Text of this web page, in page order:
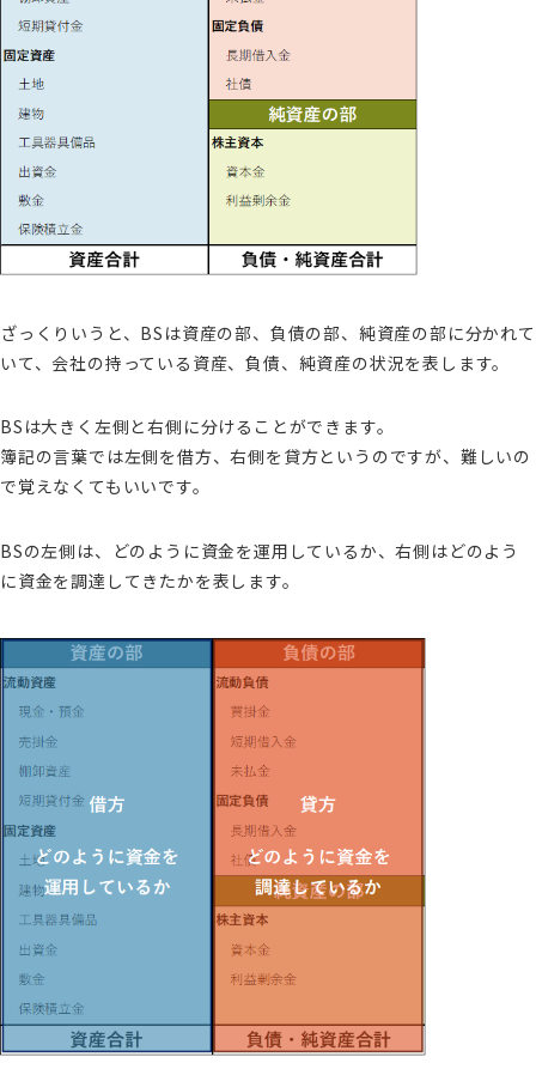
ざっくりいうと、BSは資産の部、負債の部、純資産の部に分かれて
いて、会社の持っている資産、負債、純資産の状況を表します。
BSは大きく左側と右側に分けることができます。
簿記の言葉では左側を借方、右側を貸方というのですが、難しいの
で覚えなくてもいいです。
BSの左側は、どのように資金を運用しているか、右側はどのよう
に資金を調達してきたかを表します。